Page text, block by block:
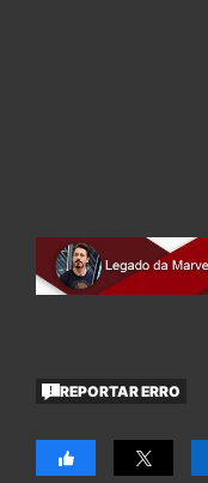
REPORTAR ERRO